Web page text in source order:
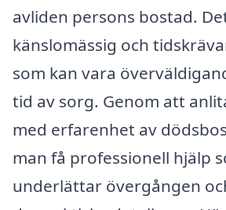
avliden persons bostad.
känslomässig och
som kan vara
tid av sorg. Genom att
med erfarenhet av
man få professionell hjälp
underlättar övergången